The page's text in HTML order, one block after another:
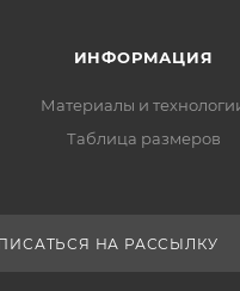
ИНФОРМАЦИЯ
Материалы и
Таблица размеров
НА РАССЫЛКУ